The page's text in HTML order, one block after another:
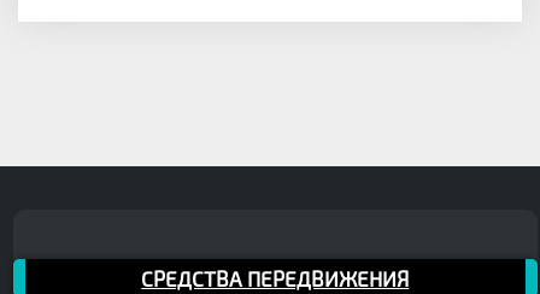
СРЕДСТВА ПЕРЕДВИЖЕНИЯ